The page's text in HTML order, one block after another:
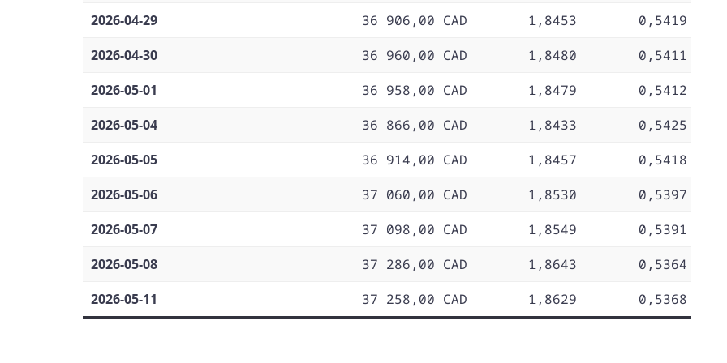
2026-04-29
36 906,00 CAD 1,8453
0,5419
2026-04-30
36 960,00 CAD 1,8480
0,5411
2026-05-01
36 958,00 CAD 1,8479
0,5412
2026-05-04
36 866,00 CAD 1,8433
0,5425
2026-05-05
36 914,00 CAD 1,8457
0,5418
2026-05-06
37 060,00 CAD 1,8530
0,5397
2026-05-07
37 098,00 CAD 1,8549
0,5391
2026-05-08
37 286,00 CAD 1,8643
0,5364
2026-05-11
37 258,00 CAD 1,8629 0,5368